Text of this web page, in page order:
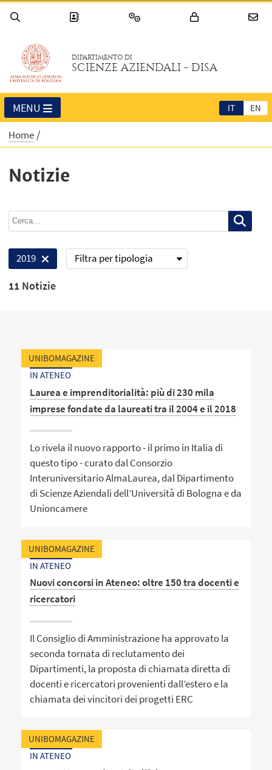
DIPARTIMENTO DI
SCIENZE AZIENDALI - DISA
IT EN
MENU
Home
Notizie
2019 Filtra per tipologia
11 Notizie
UNIBOMAGAZINE
IN ATENEO
Laurea e imprenditorialità: più di 230 mila
imprese fondate da laureati tra il 2004 e il 2018
Lo rivela il nuovo rapporto - il primo in Italia di
questo tipo - curato dal Consorzio
Interuniversitario AlmaLaurea, dal Dipartimento
di Scienze Aziendali dell’Università di Bologna e da
Unioncamere
UNIBOMAGAZINE
IN ATENEO
Nuovi concorsi in Ateneo: oltre 150 tra docenti e
ricercatori
Il Consiglio di Amministrazione ha approvato la
seconda tornata di reclutamento dei
Dipartimenti, la proposta di chiamata diretta di
docenti e ricercatori provenienti dall’estero e la
chiamata dei vincitori dei progetti ERC
UNIBOMAGAZINE
IN ATENEO